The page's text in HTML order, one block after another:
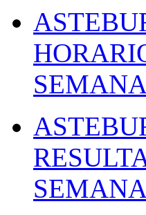
SEMANA
SEMANA